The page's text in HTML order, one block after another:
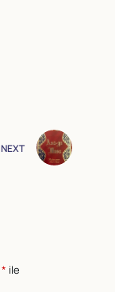
NEXT
* ile